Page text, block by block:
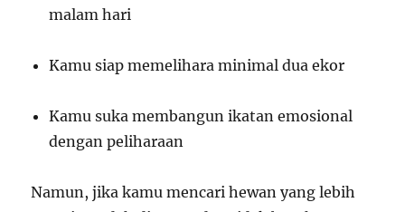
malam hari
Kamu siap memelihara minimal dua ekor
Kamu suka membangun ikatan emosional
dengan peliharaan
Namun, jika kamu mencari hewan yang lebih